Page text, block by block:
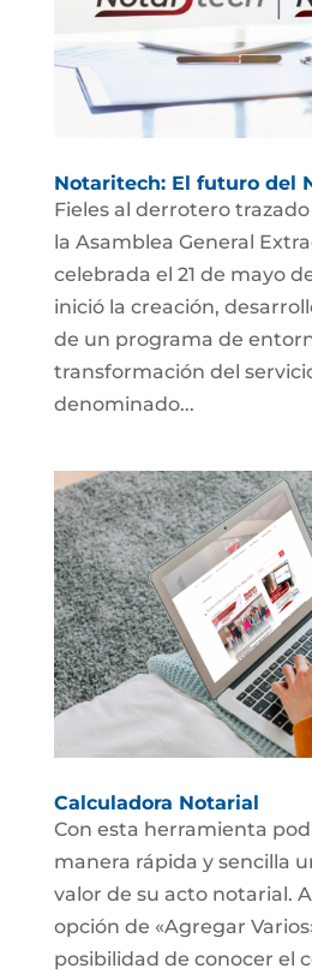
Notaritech: El futuro del
Fieles al derrotero
la Asamblea General
celebrada el 21 de mayo
inició la creación,
de un programa de
transformación del
denominado...
Calculadora Notarial
Con esta herramienta
manera rápida y sencilla
valor de su acto notarial.
opción de «Agregar
posibilidad de conocer el